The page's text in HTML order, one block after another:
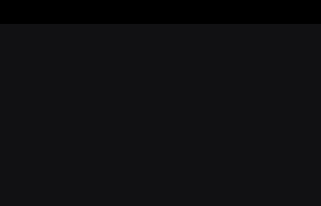
是一場演奏會，更是一段看見當代
化脈絡中與地方聲音相互塑造、